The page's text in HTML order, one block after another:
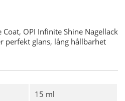
OPI Infinite Shine Nagellack
perfekt glans, lång hållbarhet
före applicering av ditt
15 ml